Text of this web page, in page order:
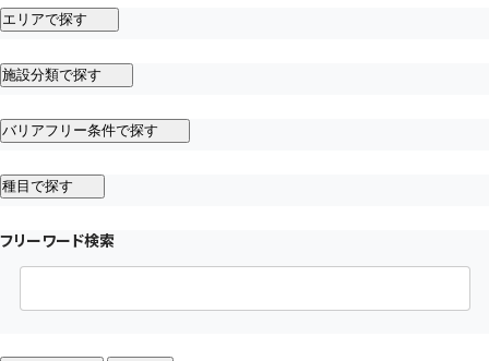
エリアで探す
施設分類で探す
バリアフリー条件で探す
種目で探す
フリーワード検索